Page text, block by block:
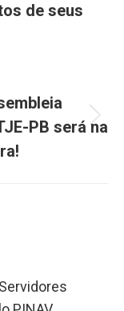
de seus
PB será na